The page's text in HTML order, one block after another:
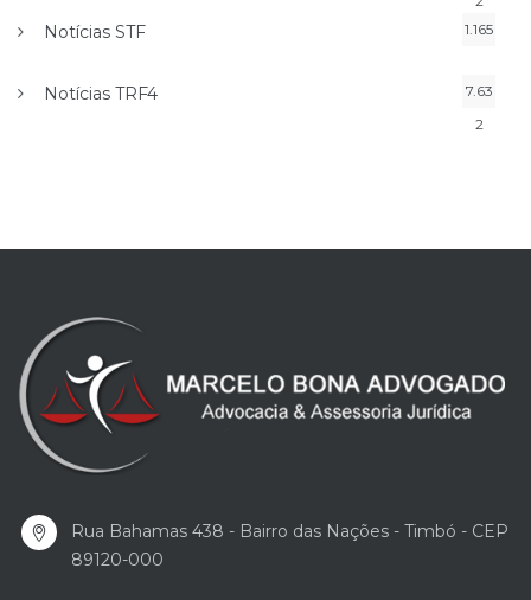
Notícias STF 1.165
Notícias TRF4
7.63
2
Rua Bahamas 438 - Bairro das Nações - Timbó - CEP
89120-000